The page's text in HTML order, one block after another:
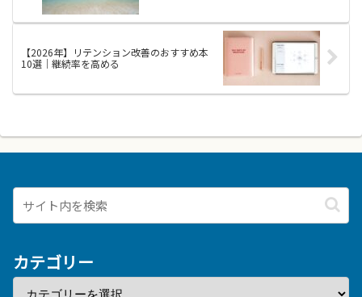
【2026年】リテンション改善のおすすめ本
10選｜継続率を高める
カテゴリー